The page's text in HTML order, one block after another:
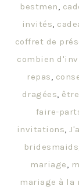
bestmen,
invités,
coffret de
combien
repas,
dragées,
faire-
invitations,
bridesmaids
mariage,
mariage à la